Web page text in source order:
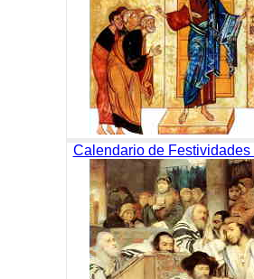
Calendario de Festividades